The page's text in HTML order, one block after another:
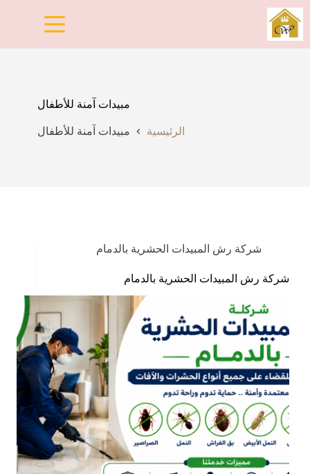
التجاوز
إلى
المحتوى
مبيدات آمنة للأطفال
الرئيسية مبيدات آمنة للأطفال
شركة رش المبيدات الحشرية بالدمام
شركة رش المبيدات الحشرية بالدمام